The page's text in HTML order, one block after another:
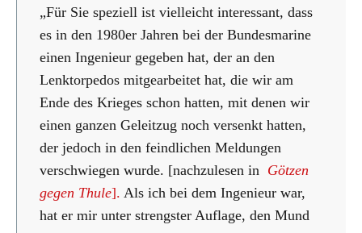
„Für Sie speziell ist vielleicht interessant, dass
es in den 1980er Jahren bei der Bundesmarine
einen Ingenieur gegeben hat, der an den
Lenktorpedos mitgearbeitet hat, die wir am
Ende des Krieges schon hatten, mit denen wir
einen ganzen Geleitzug noch versenkt hatten,
der jedoch in den feindlichen Meldungen
verschwiegen wurde. [nachzulesen in Götzen
gegen Thule]. Als ich bei dem Ingenieur war,
hat er mir unter strengster Auflage, den Mund